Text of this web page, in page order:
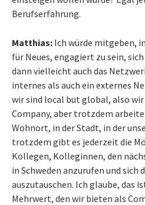
Berufserfahrung.
Matthias: Ich würde mitgeben,
für Neues, engagiert zu sein,
dann vielleicht auch das
internes als auch ein externes
wir sind local but global, also
Company, aber trotzdem
Wohnort, in der Stadt, in der
trotzdem gibt es jederzeit die
Kollegen, Kolleginnen, den
in Schweden anzurufen und sich
auszutauschen. Ich glaube, das
Mehrwert, den wir bieten als